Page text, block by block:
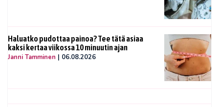
Haluatko pudottaa painoa? Tee tätä asiaa
kaksi kertaa viikossa 10 minuutin ajan
Janni Tamminen | 06.08.2026